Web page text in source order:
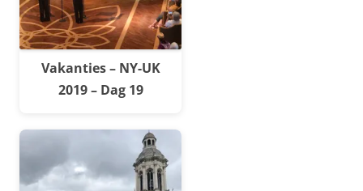
Vakanties – NY-UK
2019 – Dag 19